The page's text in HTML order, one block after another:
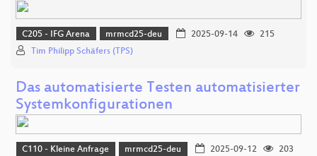
C205 - IFG Arena mrmcd25-deu 2025-09-14
215
Tim Philipp Schäfers (TPS)
Das automatisierte Testen automatisierter
Systemkonfigurationen
C110 - Kleine Anfrage mrmcd25-deu 2025-09-12
203